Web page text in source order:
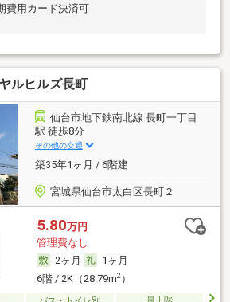
費用カード決済可
ルヒルズ長町
仙台市地下鉄南北線 長町一丁目
駅 徒歩8分
その他の交通
築35年1ヶ月 / 6階建
宮城県仙台市太白区長町２
5.80万円
管理費なし
2ヶ月
1ヶ月
6階 / 2K（28.79m2）